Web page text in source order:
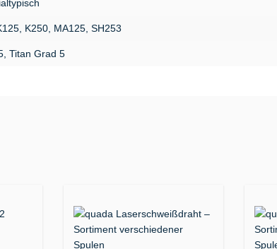
K250, MA125, SH253
Titan Grad 5